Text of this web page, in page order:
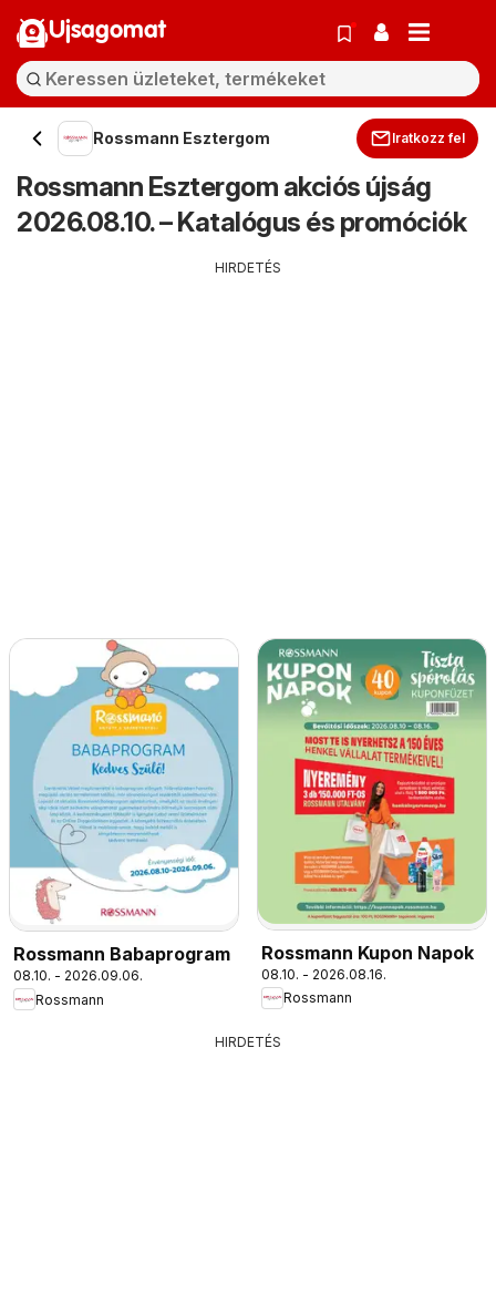
Ujsagomat
Rossmann Esztergom Iratkozz fel
Rossmann Esztergom akciós újság
2026.08.10. – Katalógus és promóciók
HIRDETÉS
Rossmann Babaprogram
08.10. - 2026.09.06.
Rossmann
Rossmann Kupon Napok
08.10. - 2026.08.16.
Rossmann
HIRDETÉS